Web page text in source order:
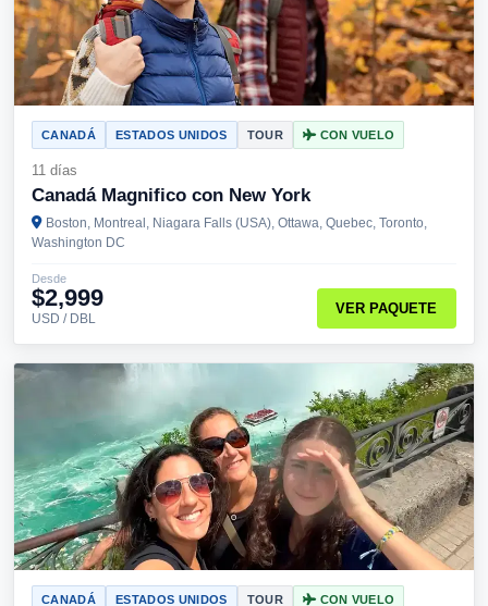
CANADÁ ESTADOS UNIDOS TOUR CON VUELO
11 días
Canadá Magnifico con New York
Boston, Montreal, Niagara Falls (USA), Ottawa, Quebec, Toronto,
Washington DC
Desde
$2,999
USD / DBL
VER PAQUETE
CANADÁ ESTADOS UNIDOS TOUR CON VUELO